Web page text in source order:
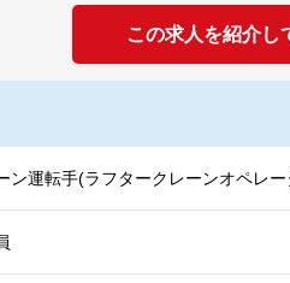
この求人を紹介し
ン運転手(ラフタークレーンオペレー